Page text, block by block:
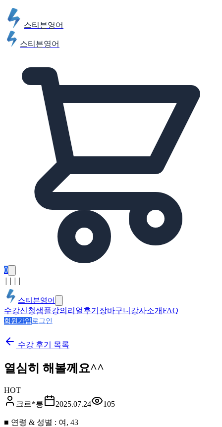
스티븐영어
스티븐영어
0
스티븐영어
수강신청샘플강의 리얼후기 장바구니 강사소개FAQ
회원가입 로그인
수강 후기 목록
열심히 해볼께요^^
HOT
크르*릉
2025.07.24 105
■ 연령 & 성별 : 여, 43